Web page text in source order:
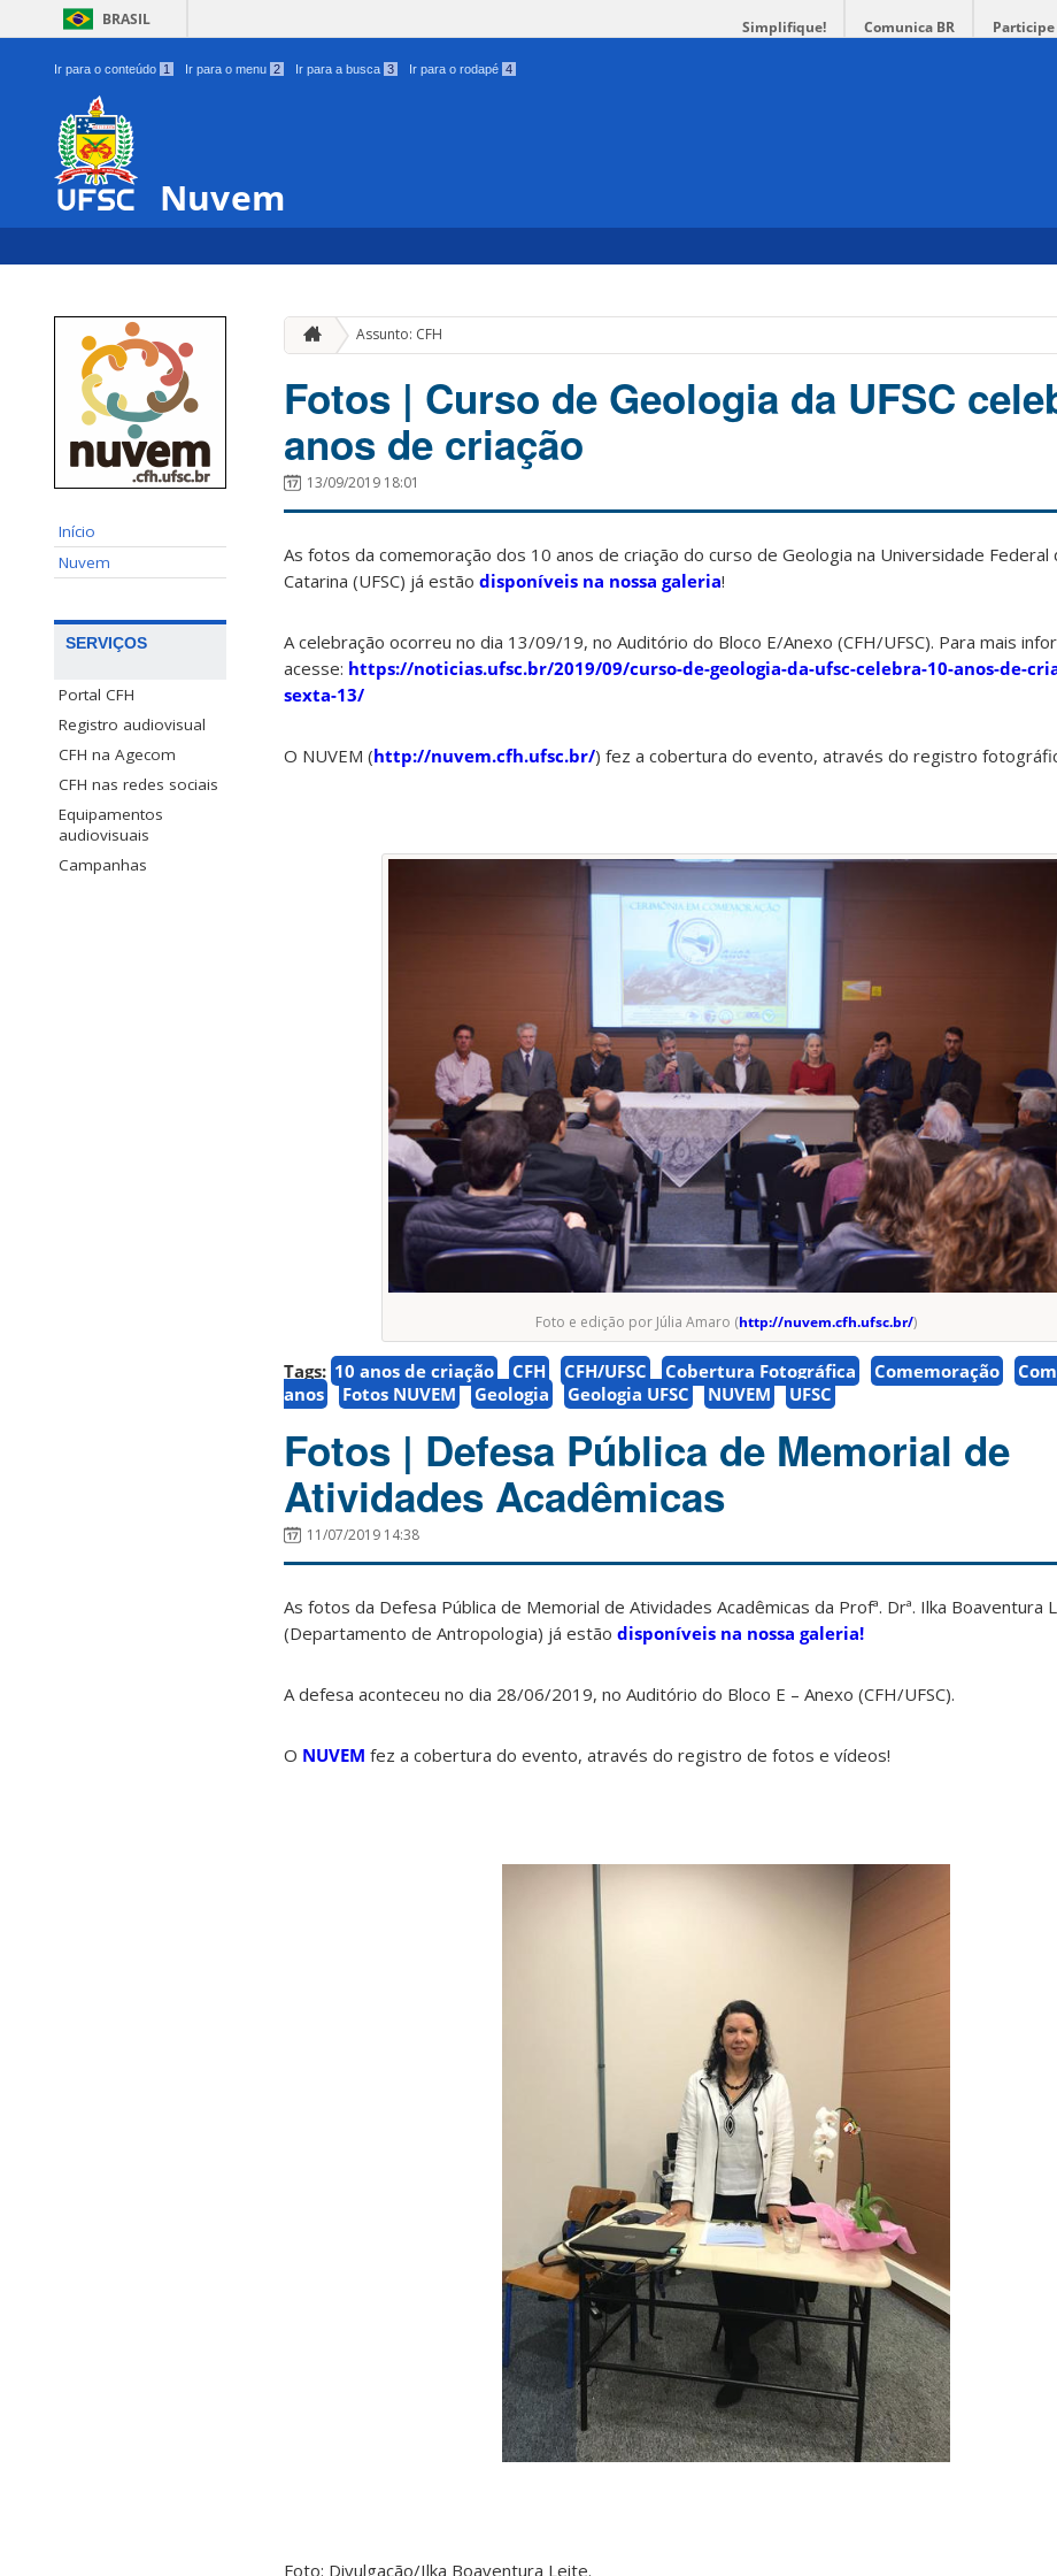
BRASIL Simplifique! Comunica BR Participe
Ir para o conteúdo 1 Ir para o menu 2 Ir para a busca 3 Ir para o rodapé 4
Nuvem
Início
Nuvem
SERVIÇOS
Portal CFH
Registro audiovisual
CFH na Agecom
CFH nas redes sociais
Equipamentos
audiovisuais
Campanhas
Assunto: CFH
Fotos | Curso de Geologia da UFSC
anos de criação
13/09/2019 18:01
As fotos da comemoração dos 10 anos de criação do curso de Geologia na Universidade Federal
Catarina (UFSC) já estão disponíveis na nossa galeria!
A celebração ocorreu no dia 13/09/19, no Auditório do Bloco E/Anexo (CFH/UFSC). Para mais
acesse: https://noticias.ufsc.br/2019/09/curso-de-geologia-da-ufsc-celebra-10-anos-de-
sexta-13/
O NUVEM (http://nuvem.cfh.ufsc.br/) fez a cobertura do evento, através do registro
Foto e edição por Júlia Amaro (http://nuvem.cfh.ufsc.br/)
Tags: 10 anos de criação CFH CFH/UFSC Cobertura Fotográfica Comemoração
anos
Fotos NUVEM Geologia Geologia UFSC NUVEM UFSC
Fotos | Defesa Pública de Memorial de
Atividades Acadêmicas
11/07/2019 14:38
As fotos da Defesa Pública de Memorial de Atividades Acadêmicas da Profª. Drª. Ilka Boaventura
(Departamento de Antropologia) já estão disponíveis na nossa galeria!
A defesa aconteceu no dia 28/06/2019, no Auditório do Bloco E – Anexo (CFH/UFSC).
O NUVEM fez a cobertura do evento, através do registro de fotos e vídeos!
Foto: Divulgação/Ilka Boaventura Leite.